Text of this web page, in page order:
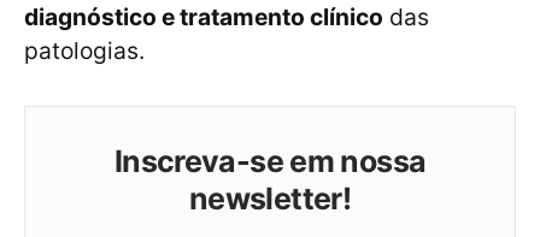
diagnóstico e tratamento clínico das
patologias.
Inscreva-se em nossa
newsletter!